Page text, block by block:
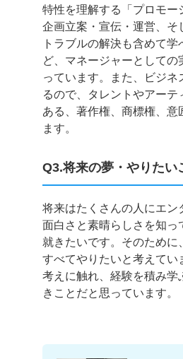
特性を理解する「プロモー
企画立案・宣伝・運営、そ
トラブルの解決も含めて
ど、マネージャーとして
っています。また、ビジ
るので、タレントやアー
ある、著作権、商標権、
ます。
Q3.将来の夢・やりたい
将来はたくさんの人にエン
面白さと素晴らしさを知っ
就きたいです。そのために
すべてやりたいと考えてい
考えに触れ、経験を積み学
きことだと思っています。